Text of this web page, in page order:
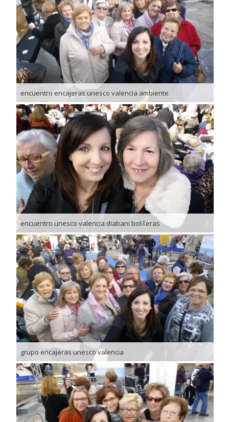
encuentro encajeras unesco valencia ambiente
encuentro unesco valencia diabani bolilleras
grupo encajeras unesco valencia